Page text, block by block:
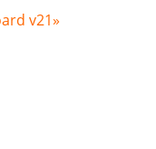
v21»